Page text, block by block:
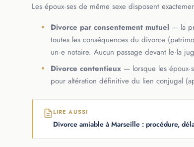
Les époux·ses de même sexe disposent
Divorce par consentement mutuel— la
toutes les conséquences du divorce
un·e notaire. Aucun passage devant le·la
Divorce contentieux— lorsque les
pour altération définitive du lien conjugal
LIRE AUSSI
Divorce amiable à Marseille : procédure,